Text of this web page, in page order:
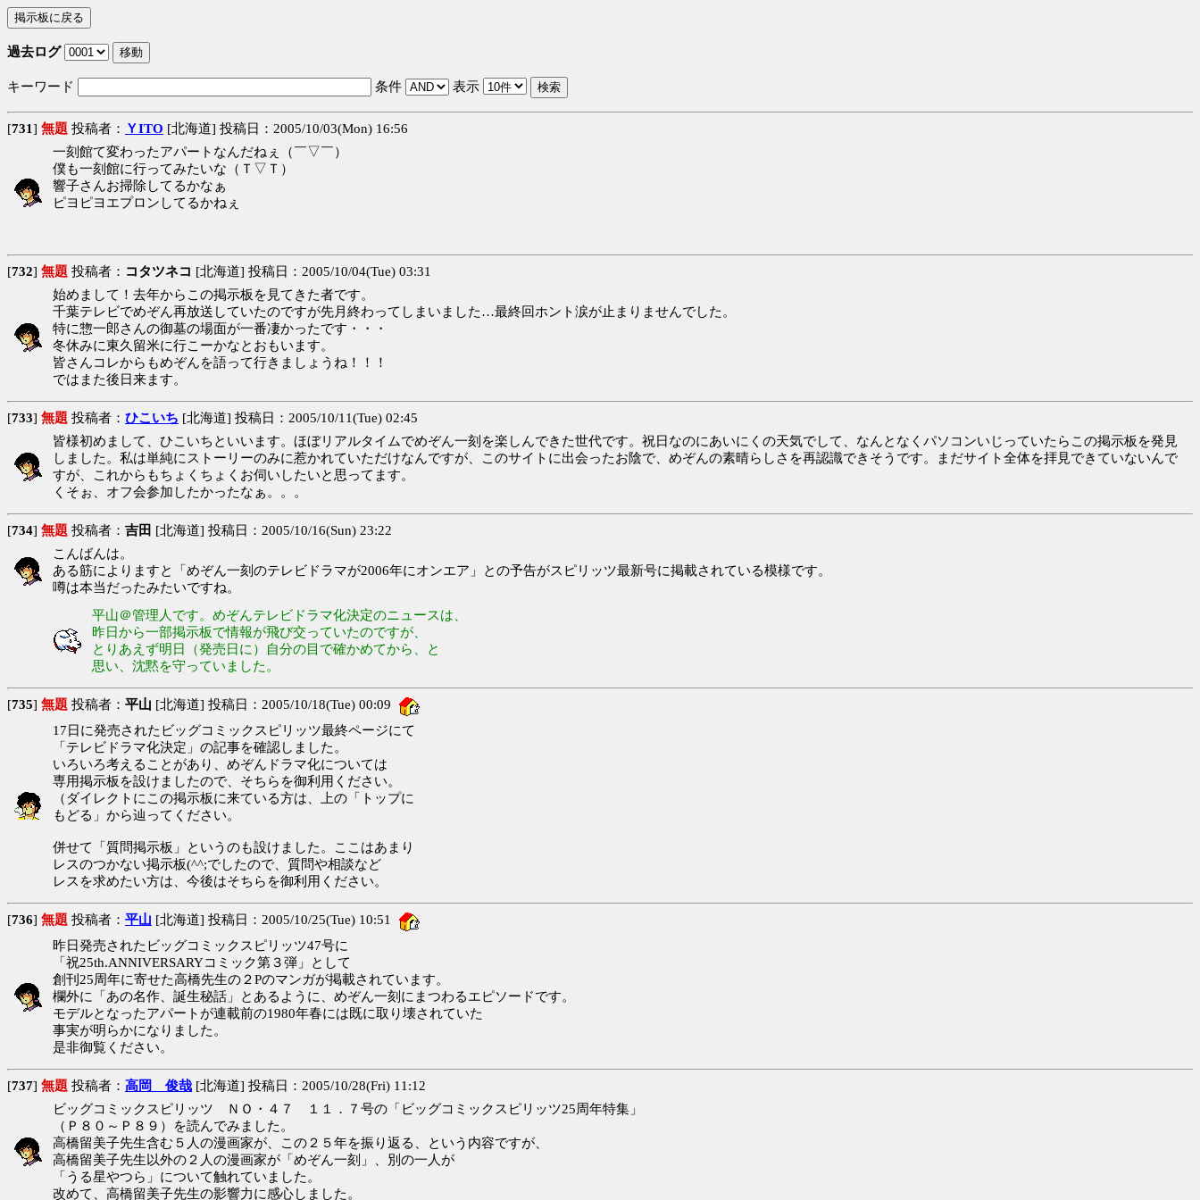
過去ログ
キーワード 条件 表示
[731] 無題 投稿者： ＹITO [北海道] 投稿日：2005/10/03(Mon) 16:56
一刻館て変わったアパートなんだねぇ（￣▽￣）
僕も一刻館に行ってみたいな（Ｔ▽Ｔ）
響子さんお掃除してるかなぁ
ピヨピヨエプロンしてるかねぇ
[732] 無題 投稿者： コタツネコ [北海道] 投稿日：2005/10/04(Tue) 03:31
始めまして！去年からこの掲示板を見てきた者です。
千葉テレビでめぞん再放送していたのですが先月終わってしまいました…最終回ホント涙が止まりませんでした。
特に惣一郎さんの御墓の場面が一番凄かったです・・・
冬休みに東久留米に行こーかなとおもいます。
皆さんコレからもめぞんを語って行きましょうね！！！
ではまた後日来ます。
[733] 無題 投稿者： ひこいち [北海道] 投稿日：2005/10/11(Tue) 02:45
皆様初めまして、ひこいちといいます。ほぼリアルタイムでめぞん一刻を楽しんできた世代です。祝日なのにあいにくの天気でして、なんとなくパソコンいじっていたらこの掲示板を発見
しました。私は単純にストーリーのみに惹かれていただけなんですが、このサイトに出会ったお陰で、めぞんの素晴らしさを再認識できそうです。まだサイト全体を拝見できていないんで
すが、これからもちょくちょくお伺いしたいと思ってます。
くそぉ、オフ会参加したかったなぁ。。。
[734] 無題 投稿者： 吉田 [北海道] 投稿日：2005/10/16(Sun) 23:22
こんばんは。
ある筋によりますと「めぞん一刻のテレビドラマが2006年にオンエア」との予告がスピリッツ最新号に掲載されている模様です。
噂は本当だったみたいですね。
平山＠管理人です。めぞんテレビドラマ化決定のニュースは、
昨日から一部掲示板で情報が飛び交っていたのですが、
とりあえず明日（発売日に）自分の目で確かめてから、と
思い、沈黙を守っていました。
[735] 無題 投稿者： 平山 [北海道] 投稿日：2005/10/18(Tue) 00:09
17日に発売されたビッグコミックスピリッツ最終ページにて
「テレビドラマ化決定」の記事を確認しました。
いろいろ考えることがあり、めぞんドラマ化については
専用掲示板を設けましたので、そちらを御利用ください。
（ダイレクトにこの掲示板に来ている方は、上の「トップに
もどる」から辿ってください。
併せて「質問掲示板」というのも設けました。ここはあまり
レスのつかない掲示板(^^;でしたので、質問や相談など
レスを求めたい方は、今後はそちらを御利用ください。
[736] 無題 投稿者： 平山 [北海道] 投稿日：2005/10/25(Tue) 10:51
昨日発売されたビッグコミックスピリッツ47号に
「祝25th.ANNIVERSARYコミック第３弾」として
創刊25周年に寄せた高橋先生の２Pのマンガが掲載されています。
欄外に「あの名作、誕生秘話」とあるように、めぞん一刻にまつわるエピソードです。
モデルとなったアパートが連載前の1980年春には既に取り壊されていた
事実が明らかになりました。
是非御覧ください。
[737] 無題 投稿者： 高岡 俊哉 [北海道] 投稿日：2005/10/28(Fri) 11:12
ビッグコミックスピリッツ ＮＯ・４７ １１．７号の「ビッグコミックスピリッツ25周年特集」
（Ｐ８０～Ｐ８９）を読んでみました。
高橋留美子先生含む５人の漫画家が、この２５年を振り返る、という内容ですが、
高橋留美子先生以外の２人の漫画家が「めぞん一刻」、別の一人が
「うる星やつら」について触れていました。
改めて、高橋留美子先生の影響力に感心しました。